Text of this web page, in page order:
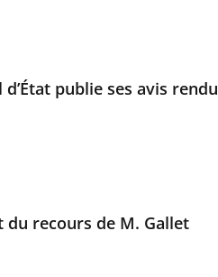
d’État publie ses avis
du recours de M. Gallet